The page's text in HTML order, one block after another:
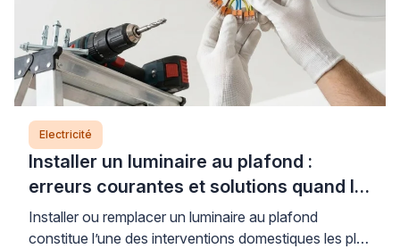
Electricité
Installer un luminaire au plafond :
erreurs courantes et solutions quand le
support bloque
Installer ou remplacer un luminaire au plafond
constitue l’une des interventions domestiques les plus